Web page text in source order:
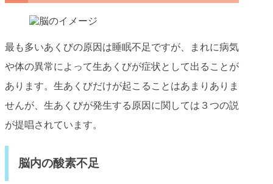
最も多いあくびの原因は睡眠不足ですが、まれに病気
や体の異常によって生あくびが症状として出ることが
あります。生あくびだけが起こることはあまりありま
せんが、生あくびが発生する原因に関しては３つの説
が提唱されています。
脳内の酸素不足